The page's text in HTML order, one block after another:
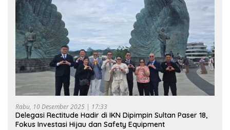
Rabu, 10 Desember 2025 | 17:33
Delegasi Rectitude Hadir di IKN Dipimpin Sultan Paser 18,
Fokus Investasi Hijau dan Safety Equipment